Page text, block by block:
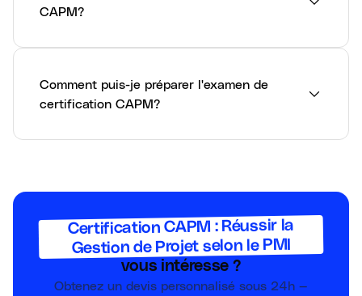
CAPM?
Comment puis-je préparer l'examen de
certification CAPM?
Certification CAPM : Réussir la
Gestion de Projet selon le PMI
vous intéresse ?
Obtenez un devis personnalisé sous 24h —